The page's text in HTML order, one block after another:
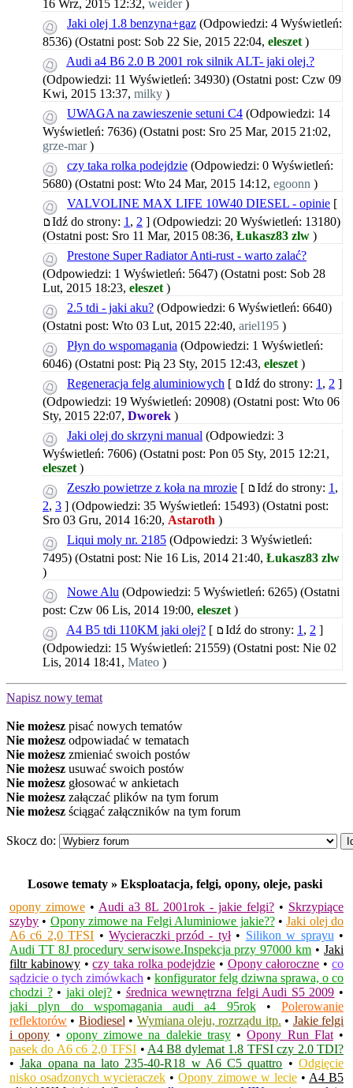
16 Wrz, 2015 12:32, weider)
Jaki olej 1.8 benzyna+gaz (Odpowiedzi: 4 Wyświetleń:
8536) (Ostatni post: Sob 22 Sie, 2015 22:04, eleszet )
Audi a4 B6 2.0 B 2001 rok silnik ALT- jaki olej.?
(Odpowiedzi: 11 Wyświetleń: 34930) (Ostatni post: Czw 09
Kwi, 2015 13:37, milky )
UWAGA na zawieszenie setuni C4 (Odpowiedzi: 14
Wyświetleń: 7636) (Ostatni post: Sro 25 Mar, 2015 21:02,
grze-mar)
czy taka rolka podejdzie (Odpowiedzi: 0 Wyświetleń:
5680) (Ostatni post: Wto 24 Mar, 2015 14:12, egoonn )
VALVOLINE MAX LIFE 10W40 DIESEL - opinie [
Idź do strony: 1 , 2 ] (Odpowiedzi: 20 Wyświetleń: 13180)
(Ostatni post: Sro 11 Mar, 2015 08:36, Łukasz83 zlw )
Prestone Super Radiator Anti-rust - warto zalać?
(Odpowiedzi: 1 Wyświetleń: 5647) (Ostatni post: Sob 28
Lut, 2015 18:23, eleszet )
2.5 tdi - jaki aku? (Odpowiedzi: 6 Wyświetleń: 6640)
(Ostatni post: Wto 03 Lut, 2015 22:40, ariel195 )
Płyn do wspomagania (Odpowiedzi: 1 Wyświetleń:
6046) (Ostatni post: Pią 23 Sty, 2015 12:43, eleszet )
Regeneracja felg aluminiowych [ Idź do strony: 1 , 2 ]
(Odpowiedzi: 19 Wyświetleń: 20908) (Ostatni post: Wto 06
Sty, 2015 22:07, Dworek )
Jaki olej do skrzyni manual (Odpowiedzi: 3
Wyświetleń: 7606) (Ostatni post: Pon 05 Sty, 2015 12:21,
eleszet )
Zeszło powietrze z koła na mrozie [ Idź do strony: 1 ,
2, 3 ] (Odpowiedzi: 35 Wyświetleń: 15493) (Ostatni post:
Sro 03 Gru, 2014 16:20, Astaroth )
Liqui moly nr. 2185 (Odpowiedzi: 3 Wyświetleń:
7495) (Ostatni post: Nie 16 Lis, 2014 21:40, Łukasz83 zlw
)
Nowe Alu (Odpowiedzi: 5 Wyświetleń: 6265) (Ostatni
post: Czw 06 Lis, 2014 19:00, eleszet )
A4 B5 tdi 110KM jaki olej? [ Idź do strony: 1 , 2 ]
(Odpowiedzi: 15 Wyświetleń: 21559) (Ostatni post: Nie 02
Lis, 2014 18:41, Mateo )
Napisz nowy temat
Nie możesz pisać nowych tematów
Nie możesz odpowiadać w tematach
Nie możesz zmieniać swoich postów
Nie możesz usuwać swoich postów
Nie możesz głosować w ankietach
Nie możesz załączać plików na tym forum
Nie możesz ściągać załączników na tym forum
Skocz do:
Losowe tematy » Eksploatacja, felgi, opony, oleje, paski
opony zimowe • Audi a3 8L 2001rok - jakie felgi? • Skrzypiące
szyby • Opony zimowe na Felgi Aluminiowe jakie??•Jaki olej do
A6 c6 2,0 TFSI •Wycieraczki przód - tył• Silikon w sprayu •
Audi TT 8J procedury serwisowe.Inspekcja przy 97000 km •Jaki
filtr kabinowy•czy taka rolka podejdzie• Opony całoroczne •co
sądzicie o tych zimówkach • konfigurator felg dziwna sprawa, o co
chodzi ?• jaki olej? • średnica wewnętrzna felgi Audi S5 2009 •
jaki plyn do wspomagania audi a4 95rok• Polerowanie
reflektorów • Biodiesel • Wymiana oleju, rozrządu itp. • Jakie felgi
i opony • opony zimowe na dalekie trasy•Opony Run Flat•
pasek do A6 c6 2,0 TFSI • A4 B8 dylemat 1.8 TFSI czy 2.0 TDI?
•Jaka opana na lato 235-40-R18 w A6 C5 quattro •Odgięcie
nisko osadzonych wycieraczek •Opony zimowe w lecie• A4 B5